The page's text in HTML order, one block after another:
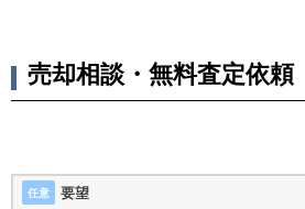
売却相談・無料査定依頼
任意 要望